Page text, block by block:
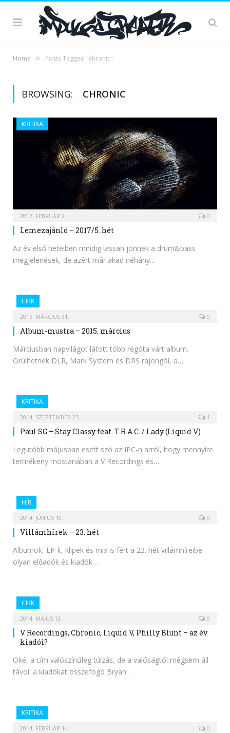
Home » Posts Tagged "chronic"
BROWSING: CHRONIC
KRITIKA
2017. FEBRUÁR 2. 0
Lemezajánló – 2017/5. hét
Az év első heteiben mindig lassan jönnek a drum&bass
megjelenések, de azért már akad néhány…
CIKK
2015. MÁRCIUS 31. 0
Album-mustra – 2015. március
Márciusban napvilágot látott több régóta várt album.
Örülhetnek DLR, Mark System és DRS rajongói, a…
KRITIKA
2014. SZEPTEMBER 25. 1
Paul SG – Stay Classy feat. T.R.A.C. / Lady (Liquid V)
Legutóbb májusban esett szó az IPC-n arról, hogy mennyire
termékeny mostanában a V Recordings és…
HÍR
2014. JÚNIUS 10. 0
Villámhírek – 23. hét
Albumok, EP-k, klipek és mix is fért a 23. hét villámhíreibe
olyan előadók és kiadók…
CIKK
2014. MÁJUS 13. 0
V Recordings, Chronic, Liquid V, Philly Blunt – az év
kiadói?
Oké, a cím valószínűleg túlzás, de a valóságtól mégsem áll
távol: a kiadókat összefogó Bryan…
KRITIKA
2014. FEBRUÁR 14. 0